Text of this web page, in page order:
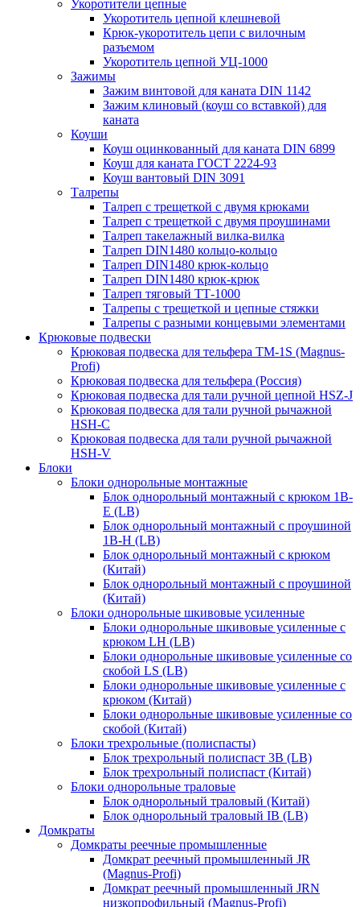
Укоротители цепные
Укоротитель цепной клешневой
Крюк-укоротитель цепи с вилочным
разъемом
Укоротитель цепной УЦ-1000
Зажимы
Зажим винтовой для каната DIN 1142
Зажим клиновый (коуш со вставкой) для
каната
Коуши
Коуш оцинкованный для каната DIN 6899
Коуш для каната ГОСТ 2224-93
Коуш вантовый DIN 3091
Талрепы
Талреп с трещеткой с двумя крюками
Талреп с трещеткой с двумя проушинами
Талреп такелажный вилка-вилка
Талреп DIN1480 кольцо-кольцо
Талреп DIN1480 крюк-кольцо
Талреп DIN1480 крюк-крюк
Талреп тяговый ТТ-1000
Талрепы с трещеткой и цепные стяжки
Талрепы с разными концевыми элементами
Крюковые подвески
Крюковая подвеска для тельфера TM-1S (Magnus-
Profi)
Крюковая подвеска для тельфера (Россия)
Крюковая подвеска для тали ручной цепной HSZ-J
Крюковая подвеска для тали ручной рычажной
HSH-C
Крюковая подвеска для тали ручной рычажной
HSH-V
Блоки
Блоки однорольные монтажные
Блок однорольный монтажный с крюком 1B-
E (LB)
Блок однорольный монтажный с проушиной
1B-H (LB)
Блок однорольный монтажный с крюком
(Китай)
Блок однорольный монтажный с проушиной
(Китай)
Блоки однорольные шкивовые усиленные
Блоки однорольные шкивовые усиленные с
крюком LH (LB)
Блоки однорольные шкивовые усиленные со
скобой LS (LB)
Блоки однорольные шкивовые усиленные с
крюком (Китай)
Блоки однорольные шкивовые усиленные со
скобой (Китай)
Блоки трехрольные (полиспасты)
Блок трехрольный полиспаст 3B (LB)
Блок трехрольный полиспаст (Китай)
Блоки однорольные траловые
Блок однорольный траловый (Китай)
Блок однорольный траловый IB (LB)
Домкраты
Домкраты реечные промышленные
Домкрат реечный промышленный JR
(Magnus-Profi)
Домкрат реечный промышленный JRN
низкопрофильный (Magnus-Profi)